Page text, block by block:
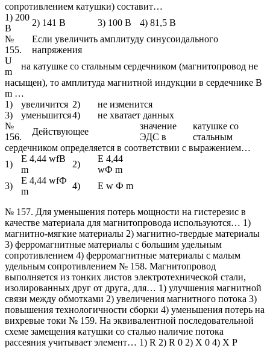
сопротивлением катушки) составит…
1) 200
В
2) 141 В 3) 100 В
4) 81,5 В
№
155.
Если увеличить амплитуду синусоидального
напряжения
U
m
на катушке со стальным сердечником (магнитопровод не
насыщен), то амплитуда магнитной индукции в сердечнике B
m …
1)
увеличится 2)
не изменится
3)
уменьшится4)
не хватает данных
№
156.
Действующее
значение
ЭДС в
катушке со
стальным
сердечником определяется в соответствии с выражением…
1)
E 4,44 wfB
m
2)
E 4,44
wФ m
3)
E 4,44 wfФ
m
4) E w Ф m
№ 157. Для уменьшения потерь мощности на гистерезис в
качестве материала для магнитопровода используются… 1)
магнитно-мягкие материалы 2) магнитно-твердые материалы
3) ферромагнитные материалы с большим удельным
сопротивлением 4) ферромагнитные материалы с малым
удельным сопротивлением № 158. Магнитопровод
выполняется из тонких листов электротехнической стали,
изолированных друг от друга, для… 1) улучшения магнитной
связи между обмотками 2) увеличения магнитного потока 3)
повышения технологичности сборки 4) уменьшения потерь на
вихревые токи № 159. На эквивалентной последовательной
схеме замещения катушки со сталью наличие потока
рассеяния учитывает элемент… 1) R 2) R 0 2) X 0 4) X P